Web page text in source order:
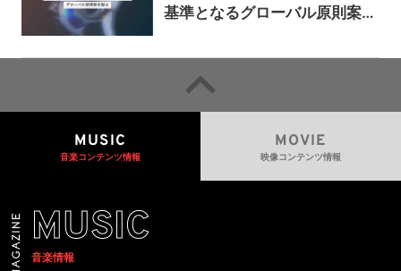
基準となるグローバル原則案を
るための統一的な枠組みを提案
MUSIC
音楽コンテンツ情報
MOVIE
映像コンテンツ情報
MUSIC
音楽情報